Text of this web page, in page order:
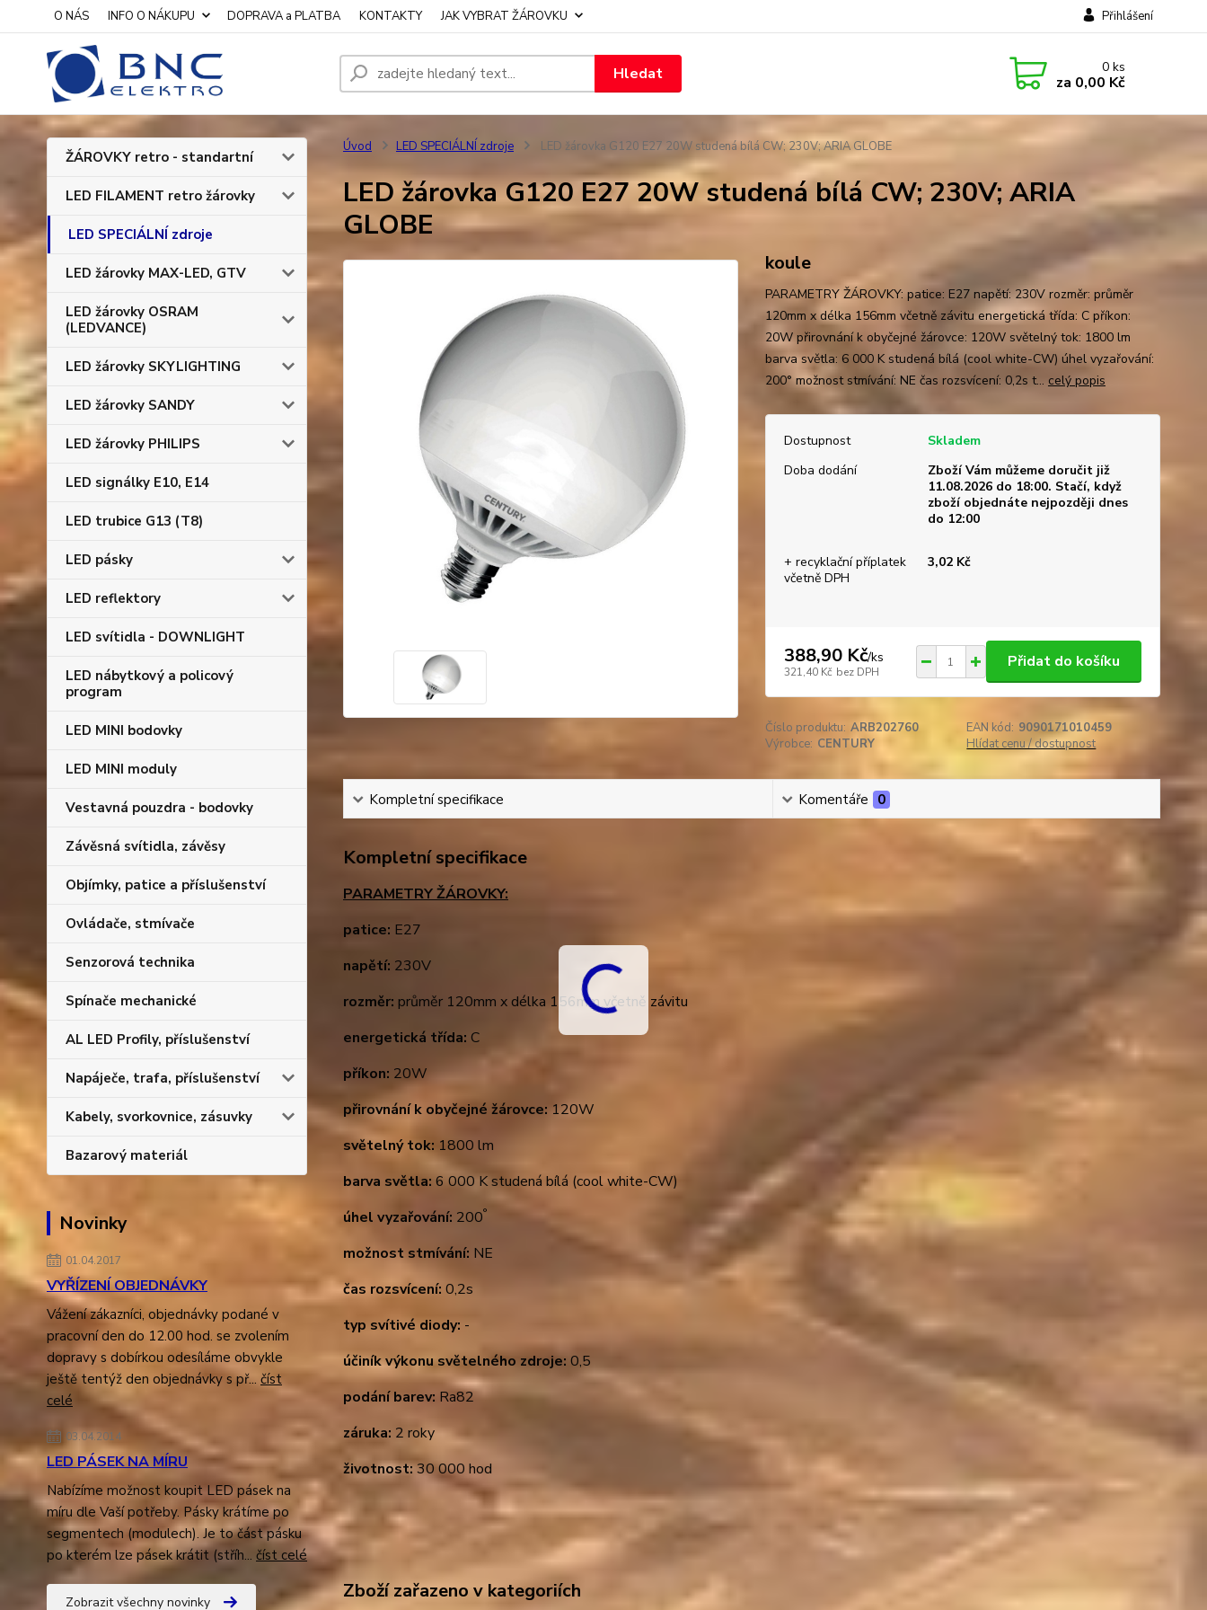
O NÁS INFO O NÁKUPU DOPRAVA a PLATBA KONTAKTY JAK VYBRAT ŽÁROVKU Přihlášení
Hledat 0ks
za 0,00 Kč
ŽÁROVKY retro - standartní
LED FILAMENT retro žárovky
LED SPECIÁLNÍ zdroje
LED žárovky MAX-LED, GTV
LED žárovky OSRAM
(LEDVANCE)
LED žárovky SKYLIGHTING
LED žárovky SANDY
LED žárovky PHILIPS
LED signálky E10, E14
LED trubice G13 (T8)
LED pásky
LED reflektory
LED svítidla - DOWNLIGHT
LED nábytkový a policový
program
LED MINI bodovky
LED MINI moduly
Vestavná pouzdra - bodovky
Závěsná svítidla, závěsy
Objímky, patice a příslušenství
Ovládače, stmívače
Senzorová technika
Spínače mechanické
AL LED Profily, příslušenství
Napáječe, trafa, příslušenství
Kabely, svorkovnice, zásuvky
Bazarový materiál
Novinky
01.04.2017
VYŘÍZENÍ OBJEDNÁVKY
Vážení zákazníci, objednávky podané v
pracovní den do 12.00 hod. se zvolením
dopravy s dobírkou odesíláme obvykle
ještě tentýž den objednávky s př... číst
celé
03.04.2014
LED PÁSEK NA MÍRU
Nabízíme možnost koupit LED pásek na
míru dle Vaší potřeby. Pásky krátíme po
segmentech (modulech). Je to část pásku
po kterém lze pásek krátit (stříh... číst celé
Zobrazit všechny novinky
Úvod LED SPECIÁLNÍ zdroje LED žárovka G120 E27 20W studená bílá CW; 230V; ARIA GLOBE
LED žárovka G120 E27 20W studená bílá CW; 230V; ARIA
GLOBE
koule
PARAMETRY ŽÁROVKY: patice: E27 napětí: 230V rozměr: průměr
120mm x délka 156mm včetně závitu energetická třída: C příkon:
20W přirovnání k obyčejné žárovce: 120W světelný tok: 1800 lm
barva světla: 6 000 K studená bílá (cool white-CW) úhel vyzařování:
200° možnost stmívání: NE čas rozsvícení: 0,2s t... celý popis
Dostupnost
Skladem
Doba dodání
Zboží Vám můžeme doručit již
11.08.2026 do 18:00. Stačí, když
zboží objednáte nejpozději dnes
do 12:00
+ recyklační příplatek
včetně DPH
3,02 Kč
388,90 Kč/ks
321,40 Kč bez DPH
Přidat do košíku
Číslo produktu: ARB202760 EAN kód: 9090171010459
Výrobce: CENTURY Hlídat cenu / dostupnost
Kompletní specifikace Komentáře 0
Kompletní specifikace
PARAMETRY ŽÁROVKY:
patice: E27
napětí: 230V
rozměr: průměr 120mm x délka 156mm včetně závitu
energetická třída: C
příkon: 20W
přirovnání k obyčejné žárovce: 120W
světelný tok: 1800 lm
barva světla: 6 000 K studená bílá (cool white-CW)
úhel vyzařování: 200°
možnost stmívání: NE
čas rozsvícení: 0,2s
typ svítivé diody: -
účiník výkonu světelného zdroje: 0,5
podání barev: Ra82
záruka: 2 roky
životnost:30 000 hod
Zboží zařazeno v kategoriích